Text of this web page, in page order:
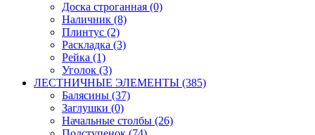
Доска строганная (0)
Наличник (8)
Плинтус (2)
Раскладка (3)
Рейка (1)
Уголок (3)
ЛЕСТНИЧНЫЕ ЭЛЕМЕНТЫ (385)
Балясины (37)
Заглушки (0)
Начальные столбы (26)